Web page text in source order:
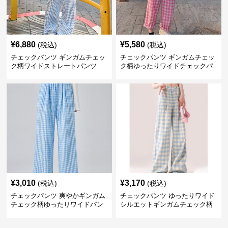
¥6,880 (税込)
チェックパンツ ギンガムチェッ
ク柄ワイドストレートパンツ
¥5,580 (税込)
チェックパンツ ギンガムチェッ
ク柄ゆったりワイドチェックパ
¥3,010 (税込)
チェックパンツ 爽やかギンガム
チェック柄ゆったりワイドパン
¥3,170 (税込)
チェックパンツ ゆったりワイド
シルエットギンガムチェック柄